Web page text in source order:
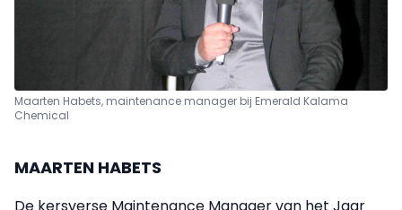
Maarten Habets, maintenance manager bij Emerald Kalama
Chemical
MAARTEN HABETS
De kersverse Maintenance Manager van het Jaar